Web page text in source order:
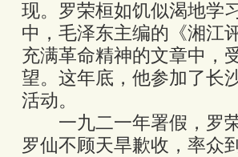
现。罗荣桓如饥似渴地学
中，毛泽东主编的《湘江
充满革命精神的文章中，
望。这年底，他参加了长
活动。
一九二一年署假，罗荣
罗仙不顾天旱歉收，率众